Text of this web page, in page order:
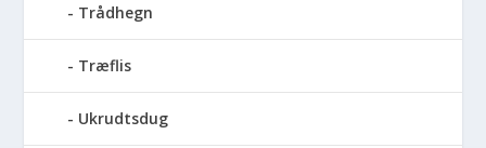
Trådhegn
Træflis
Ukrudtsdug